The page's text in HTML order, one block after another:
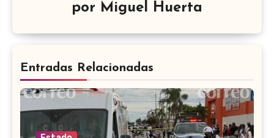
por Miguel Huerta
Entradas Relacionadas